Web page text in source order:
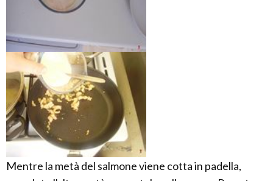
Mentre la metà del salmone viene cotta in padella,